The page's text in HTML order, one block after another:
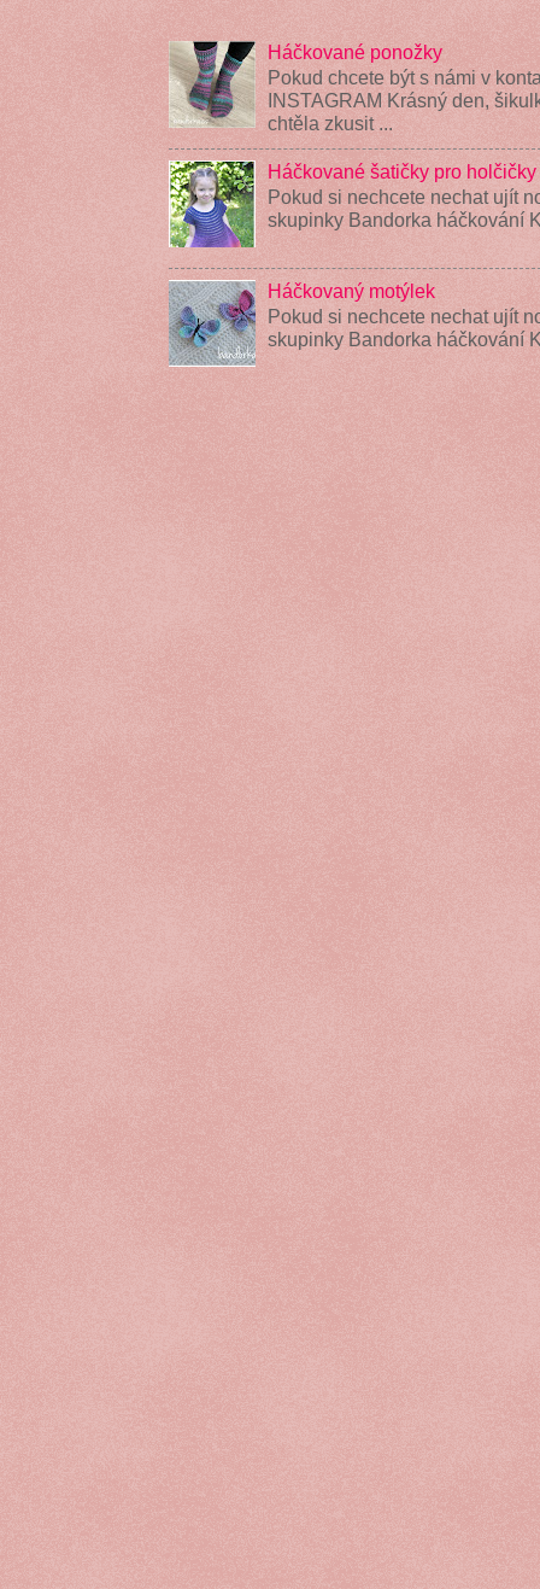
Háčkované ponožky
Pokud chcete být s námi v
INSTAGRAM Krásný den,
chtěla zkusit ...
Háčkované šatičky pro holčičky
Pokud si nechcete nechat ujít
skupinky Bandorka háčkování
Háčkovaný motýlek
Pokud si nechcete nechat ujít
skupinky Bandorka háčkování